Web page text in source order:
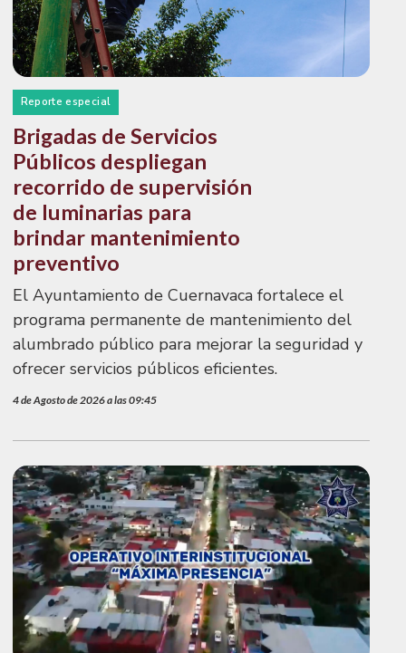
Reporte especial
Brigadas de Servicios
Públicos despliegan
recorrido de supervisión
de luminarias para
brindar mantenimiento
preventivo
El Ayuntamiento de Cuernavaca fortalece el
programa permanente de mantenimiento del
alumbrado público para mejorar la seguridad y
ofrecer servicios públicos eficientes.
4 de Agosto de 2026 a las 09:45